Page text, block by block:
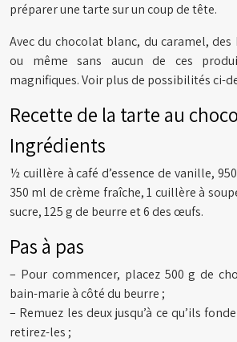
préparer une tarte sur un coup de tête.
Avec du chocolat blanc, du caramel, des
ou même sans aucun de ces
magnifiques. Voir plus de possibilités ci-
Recette de la tarte au
Ingrédients
½ cuillère à café d’essence de vanille,
350 ml de crème fraîche, 1 cuillère à
sucre, 125 g de beurre et 6 des œufs.
Pas à pas
– Pour commencer, placez 500 g de
bain-marie à côté du beurre ;
– Remuez les deux jusqu’à ce qu’ils
retirez-les ;